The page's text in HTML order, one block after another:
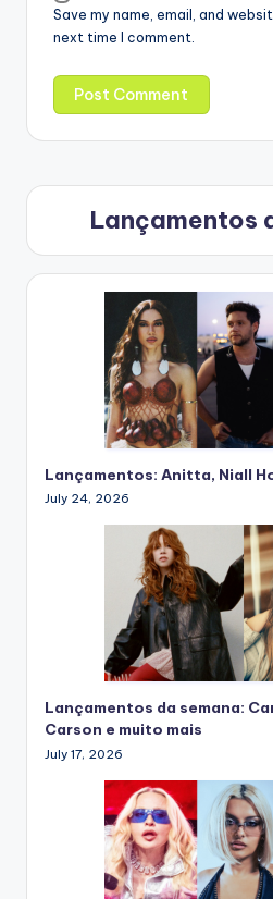
Save my name, email, and
next time I comment.
Lançamentos
Lançamentos: Anitta, Niall
July 24, 2026
Lançamentos da semana:
Carson e muito mais
July 17, 2026